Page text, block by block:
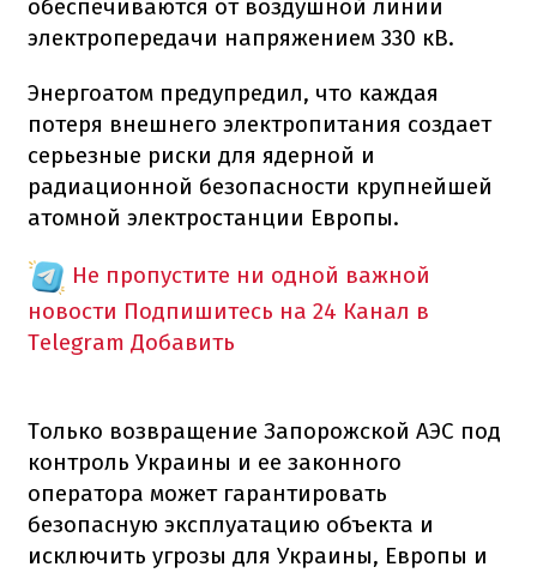
обеспечиваются от воздушной линии
электропередачи напряжением 330 кВ.
Энергоатом предупредил, что каждая
потеря внешнего электропитания создает
серьезные риски для ядерной и
радиационной безопасности крупнейшей
атомной электростанции Европы.
Не пропустите ни одной важной
новости Подпишитесь на 24 Канал в
Telegram Добавить
Только возвращение Запорожской АЭС под
контроль Украины и ее законного
оператора может гарантировать
безопасную эксплуатацию объекта и
исключить угрозы для Украины, Европы и